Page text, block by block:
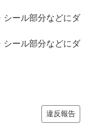
シール部分などにダ
シール部分などにダ
違反報告